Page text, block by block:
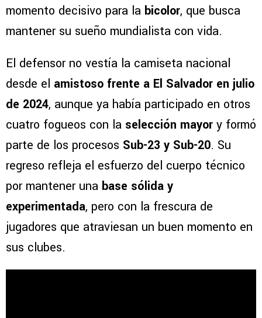
momento decisivo para la bicolor, que busca
mantener su sueño mundialista con vida.
El defensor no vestía la camiseta nacional
desde el amistoso frente a El Salvador en julio
de 2024, aunque ya había participado en otros
cuatro fogueos con la selección mayor y formó
parte de los procesos Sub-23 y Sub-20. Su
regreso refleja el esfuerzo del cuerpo técnico
por mantener una base sólida y
experimentada, pero con la frescura de
jugadores que atraviesan un buen momento en
sus clubes.